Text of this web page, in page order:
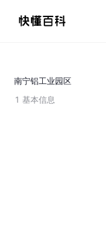
南宁铝工业园区
1 基本信息